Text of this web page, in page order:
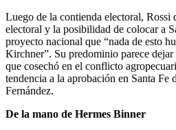
Luego de la contienda electoral,
electoral y la posibilidad de colocar a
proyecto nacional que “nada de esto
Kirchner”. Su predominio parece dejar
que cosechó en el conflicto
tendencia a la aprobación en Santa Fe
Fernández.
De la mano de Hermes Binner